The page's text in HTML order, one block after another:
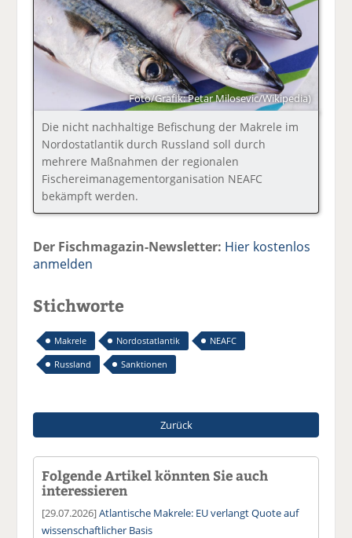
Foto/Grafik: Petar Milosevic/Wikipedia)
Die nicht nachhaltige Befischung der Makrele im
Nordostatlantik durch Russland soll durch
mehrere Maßnahmen der regionalen
Fischereimanagementorganisation NEAFC
bekämpft werden.
Der Fischmagazin-Newsletter: Hier kostenlos
anmelden
Stichworte
Makrele Nordostatlantik
NEAFC
Russland
Sanktionen
Zurück
Folgende Artikel könnten Sie auch
interessieren
[29.07.2026]Atlantische Makrele: EU verlangt Quote auf
wissenschaftlicher Basis